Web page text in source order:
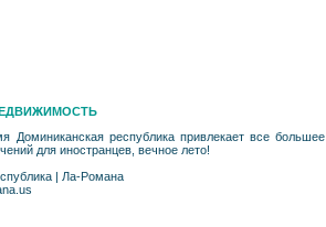
Доминиканская республика привлекает все
для иностранцев, вечное лето!
| Ла-Романа